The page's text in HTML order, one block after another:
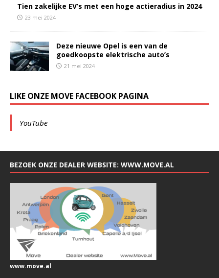
Tien zakelijke EV’s met een hoge actieradius in 2024
23 mei 2024
Deze nieuwe Opel is een van de
goedkoopste elektrische auto’s
21 mei 2024
LIKE ONZE MOVE FACEBOOK PAGINA
YouTube
BEZOEK ONZE DEALER WEBSITE: WWW.MOVE.AL
www.move.al